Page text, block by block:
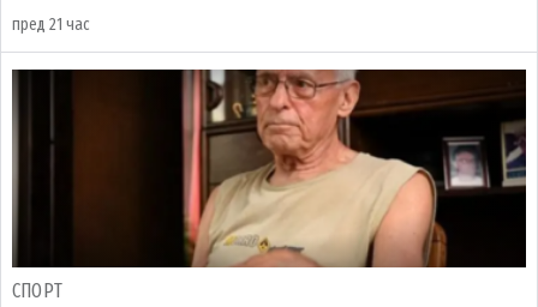
пред 21 час
СПОРТ